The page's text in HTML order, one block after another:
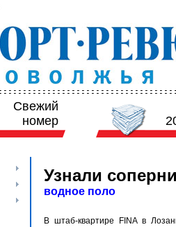
Свежий
номер
Узнали
водное поло
В штаб-квартире FINA в